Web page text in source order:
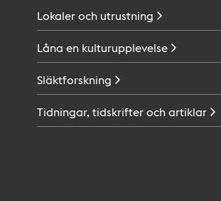
Lokaler och utrustning
Låna en kulturupplevelse
Släktforskning
Tidningar, tidskrifter ochartiklar